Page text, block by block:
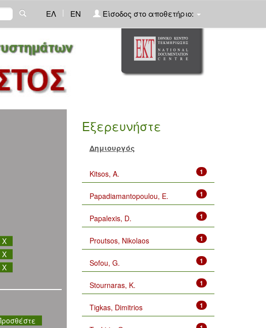
ΕΛ | EN Είσοδος στο αποθετήριο:
Εξερευνήστε
Δημιουργός
1
Kitsos, A.
1
Papadiamantopoulou, E.
1
Papalexis, D.
1
Proutsos, Nikolaos
1
Sofou, G.
1
Stournaras, K.
1
Tigkas, Dimitrios